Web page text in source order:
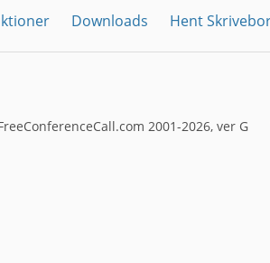
Downloads Hent
2001-2026, ver G